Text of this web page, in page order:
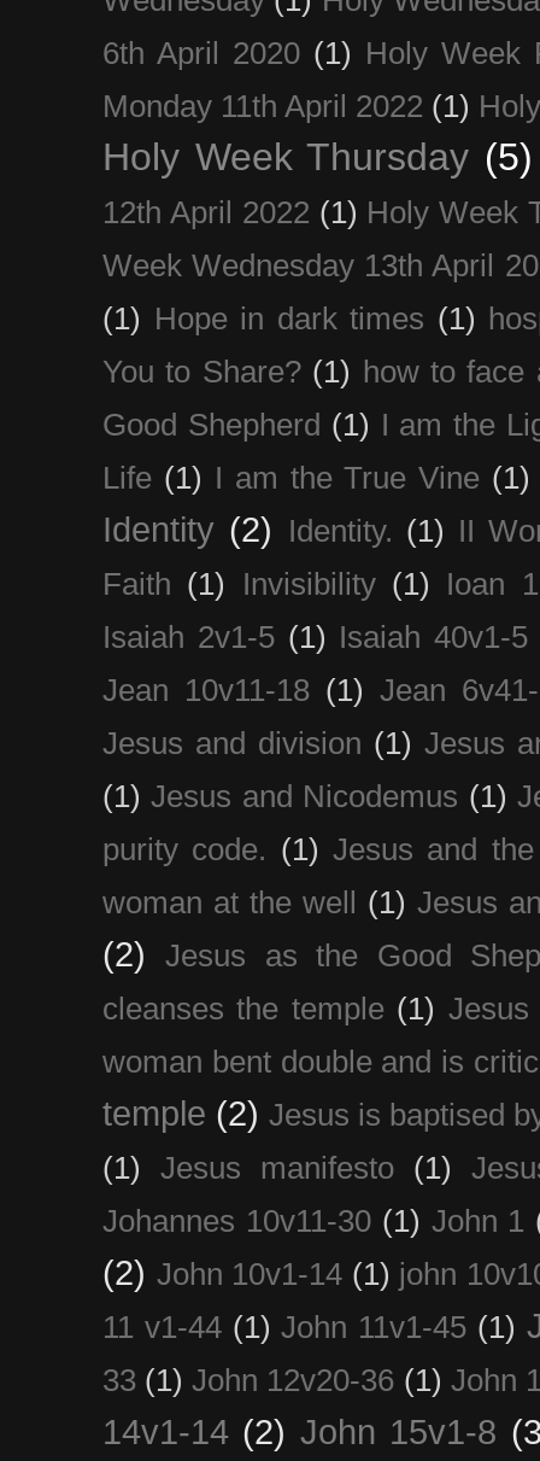
6th April 2020 (1) Holy Week
Monday 11th April 2022 (1)
Holy Week Thursday (5)
12th April 2022 (1) Holy Week
Week Wednesday 13th April
(1) Hope in dark times (1)
You to Share? (1) how to face
Good Shepherd (1) I am the
Life (1) I am the True Vine (1)
Identity (2) Identity. (1) II
Faith (1) Invisibility (1)
Ioan
Isaiah 2v1-5 (1) Isaiah 40v1-5
Jean 10v11-18 (1) Jean
Jesus and division (1) Jesus
(1) Jesus and Nicodemus (1)
purity code. (1) Jesus and
woman at the well (1) Jesus
(2)
Jesus as the Good
cleanses the temple (1)
woman bent double and is
temple (2) Jesus is baptised
(1)
Jesus manifesto (1)
Johannes 10v11-30 (1) John 1
(2) John 10v1-14 (1) john
11 v1-44 (1) John 11v1-45 (1)
33 (1) John 12v20-36 (1) John
14v1-14 (2) John 15v1-8